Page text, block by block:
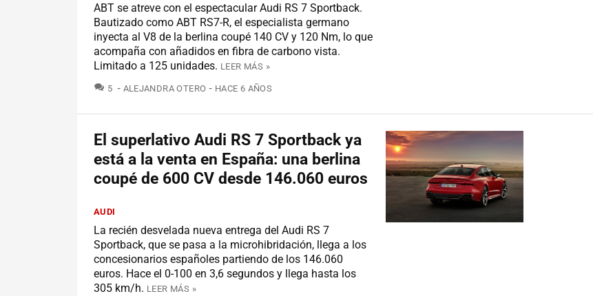
ABT se atreve con el espectacular Audi RS 7 Sportback.
Bautizado como ABT RS7-R, el especialista germano
inyecta al V8 de la berlina coupé 140 CV y 120 Nm, lo que
acompaña con añadidos en fibra de carbono vista.
Limitado a 125 unidades. LEER MÁS »
5 COMENTARIOS
ALEJANDRA OTERO HACE 6 AÑOS
El superlativo Audi RS 7 Sportback ya
está a la venta en España: una berlina
coupé de 600 CV desde 146.060 euros
AUDI
La recién desvelada nueva entrega del Audi RS 7
Sportback, que se pasa a la microhibridación, llega a los
concesionarios españoles partiendo de los 146.060
euros. Hace el 0-100 en 3,6 segundos y llega hasta los
305 km/h. LEER MÁS »